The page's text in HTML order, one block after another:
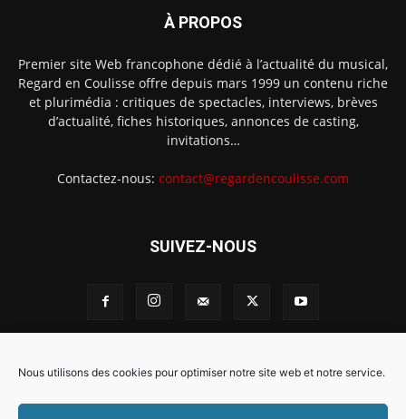
Nous utilisons des cookies pour optimiser notre site web et notre service.
À PROPOS
Premier site Web francophone dédié à l’actualité du musical,
Regard en Coulisse offre depuis mars 1999 un contenu riche
et plurimédia : critiques de spectacles, interviews, brèves
d’actualité, fiches historiques, annonces de casting,
invitations…
Contactez-nous: contact@regardencoulisse.com
SUIVEZ-NOUS
Intégration Ghislain Fayard
Mentions légales